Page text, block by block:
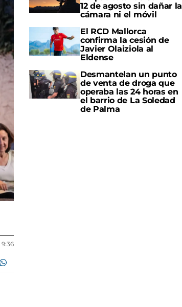
9:36
12 de agosto sin dañar la
cámara ni el móvil
El RCD Mallorca
confirma la cesión de
Javier Olaiziola al
Eldense
Desmantelan un punto
de venta de droga que
operaba las 24 horas en
el barrio de La Soledad
de Palma